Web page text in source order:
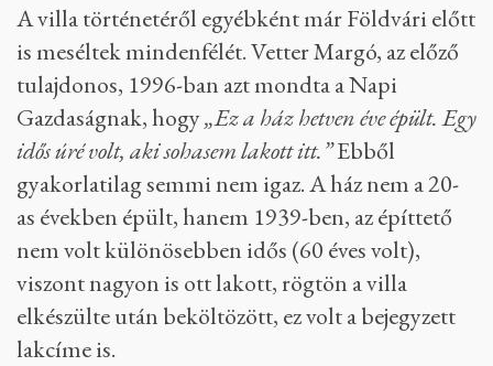
A villa történetéről egyébként már Földvári előtt
is meséltek mindenfélét. Vetter Margó, az előző
tulajdonos, 1996-ban azt mondta a Napi
Gazdaságnak, hogy„Ez a ház hetven éve épült. Egy
idős úré volt, aki sohasem lakott itt.”Ebből
gyakorlatilag semmi nem igaz. A ház nem a 20-
as években épült, hanem 1939-ben, az építtető
nem volt különösebben idős (60 éves volt),
viszont nagyon is ott lakott, rögtön a villa
elkészülte után beköltözött, ez volt a bejegyzett
lakcíme is.